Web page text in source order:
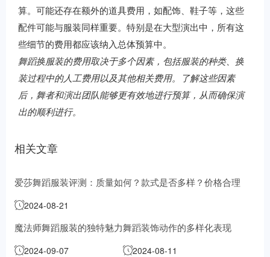
算。可能还存在额外的道具费用，如配饰、鞋子等，这些
配件可能与服装同样重要。特别是在大型演出中，所有这
些细节的费用都应该纳入总体预算中。
舞蹈换服装的费用取决于多个因素，包括服装的种类、换
装过程中的人工费用以及其他相关费用。了解这些因素
后，舞者和演出团队能够更有效地进行预算，从而确保演
出的顺利进行。
相关文章
爱莎舞蹈服装评测：质量如何？款式是否多样？价格合理
吗？2024-08-21
魔法师舞蹈服装的独特魅力
2024-09-07
舞蹈装饰动作的多样化表现
2024-08-11